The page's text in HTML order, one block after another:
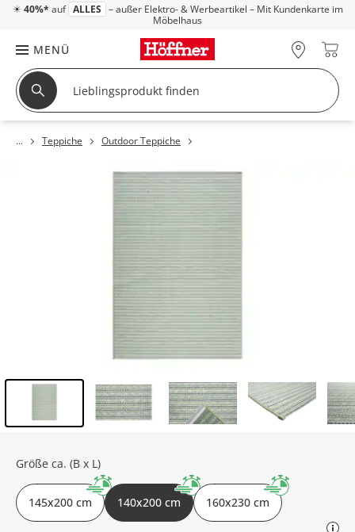
☀ 40%* auf ALLES – außer Elektro- & Werbeartikel – Mit Kundenkarte im
Möbelhaus
MENÜ
Teppiche Outdoor Teppiche
Größe ca. (B x L)
145x200 cm 140x200 cm 160x230 cm